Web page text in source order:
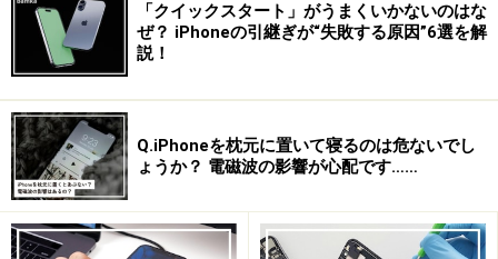
SafariでYouTubeを開けばバックグラウン
ドで再生可能
やり方を順番に解説します。
1.
まずはSafariで、YouTubeにアクセスします。そして好き
な動画を再生します。
「クイックスタート」がうまくいかないのはな
ぜ？ iPhoneの引継ぎが“失敗する原因”6選を解
説！
Q.iPhoneを枕元に置いて寝るのは危ないでし
ょうか？ 電磁波の影響が心配です……